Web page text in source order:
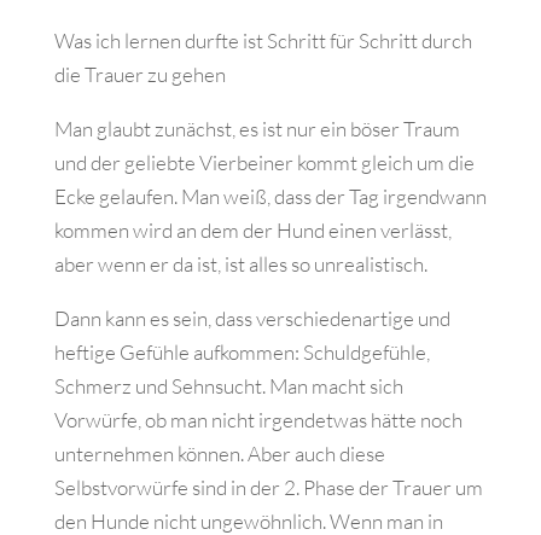
Was ich lernen durfte ist Schritt für Schritt durch
die Trauer zu gehen
Man glaubt zunächst, es ist nur ein böser Traum
und der geliebte Vierbeiner kommt gleich um die
Ecke gelaufen. Man weiß, dass der Tag irgendwann
kommen wird an dem der Hund einen verlässt,
aber wenn er da ist, ist alles so unrealistisch.
Dann kann es sein, dass verschiedenartige und
heftige Gefühle aufkommen: Schuldgefühle,
Schmerz und Sehnsucht. Man macht sich
Vorwürfe, ob man nicht irgendetwas hätte noch
unternehmen können. Aber auch diese
Selbstvorwürfe sind in der 2. Phase der Trauer um
den Hunde nicht ungewöhnlich. Wenn man in